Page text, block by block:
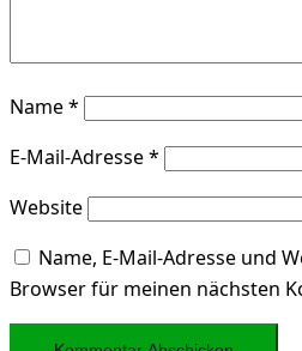
Name*
E-Mail-Adresse*
Website
Name, E-Mail-Adresse und
Browser für meinen nächsten